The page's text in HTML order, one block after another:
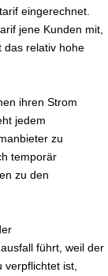
eingerechnet.
jene Kunden mit,
das relativ hohe
ihren Strom
jedem
zu
temporär
zu den
führt, weil der
ist,